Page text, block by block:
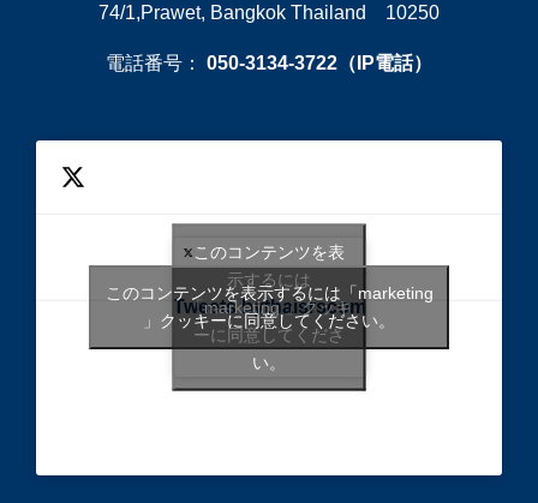
74/1,Prawet, Bangkok Thailand 10250
電話番号： 050-3134-3722（IP電話）
Tweets bythaisrscom
このコンテンツを表
示するには
「marketing 」クッキ
ーに同意してくださ
い。
このコンテンツを表示するには「marketing
」クッキーに同意してください。